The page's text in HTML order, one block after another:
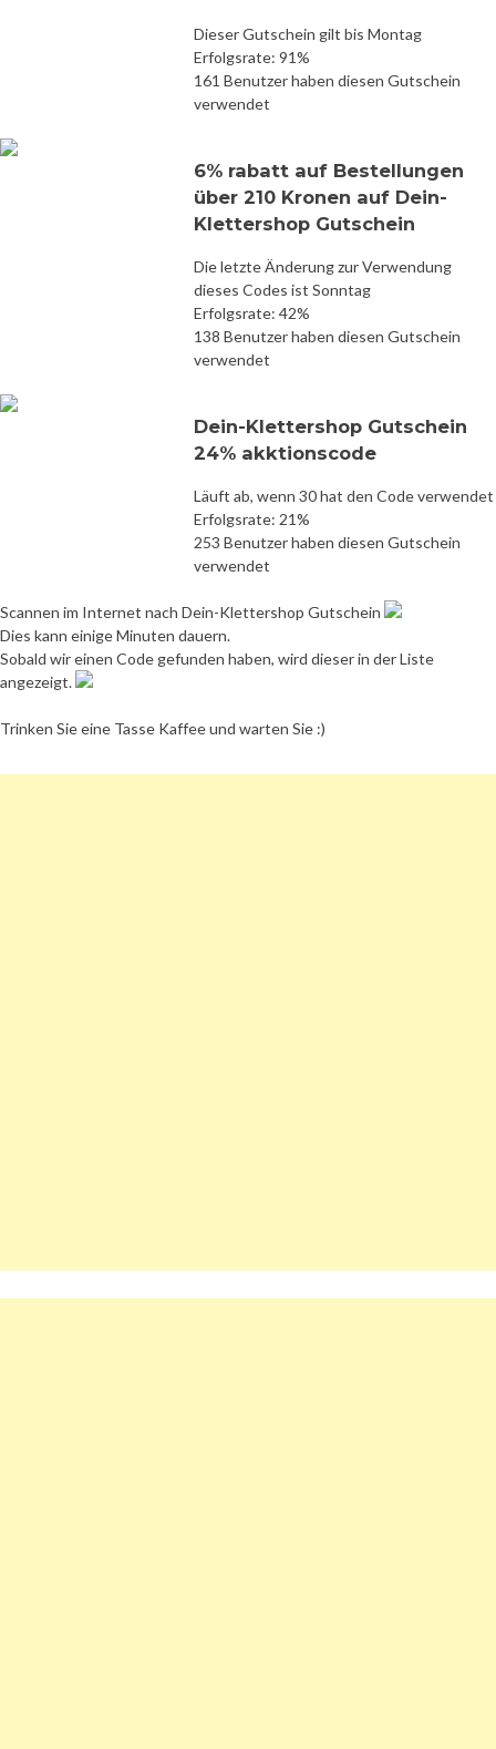
Dieser Gutschein gilt bis Montag
Erfolgsrate: 91%
161 Benutzer haben diesen Gutschein
verwendet
6% rabatt auf Bestellungen
über 210 Kronen auf Dein-
Klettershop Gutschein
Die letzte Änderung zur Verwendung
dieses Codes ist Sonntag
Erfolgsrate: 42%
138 Benutzer haben diesen Gutschein
verwendet
Dein-Klettershop Gutschein
24% akktionscode
Läuft ab, wenn 30 hat den Code verwendet
Erfolgsrate: 21%
253 Benutzer haben diesen Gutschein
verwendet
Scannen im Internet nach Dein-Klettershop Gutschein
Dies kann einige Minuten dauern.
Sobald wir einen Code gefunden haben, wird dieser in der Liste
angezeigt.
Trinken Sie eine Tasse Kaffee und warten Sie :)